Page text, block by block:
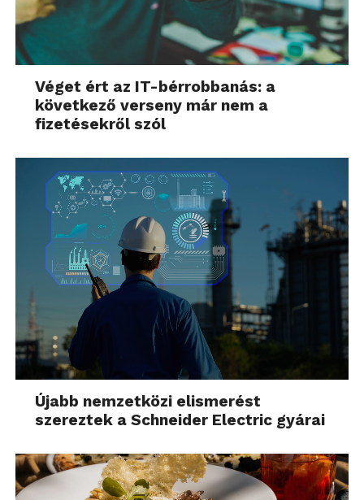
Véget ért az IT-bérrobbanás: a
következő verseny már nem a
fizetésekről szól
Újabb nemzetközi elismerést
szereztek a Schneider Electric gyárai